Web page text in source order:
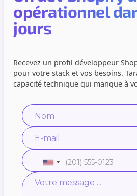
opérationnel
jours
Recevez un profil développeur
pour votre stack et vos besoins.
capacité technique qui manque à